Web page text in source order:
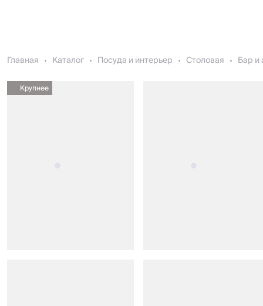
Главная Каталог Посуда и интерьер Столовая Бар и
Крупнее